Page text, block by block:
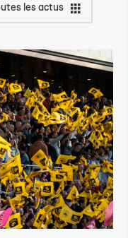
les actus